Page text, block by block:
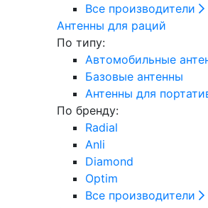
Все производители
Антенны для раций
По типу:
Автомобильные
Базовые антенны
Антенны для
По бренду:
Radial
Anli
Diamond
Optim
Все производители